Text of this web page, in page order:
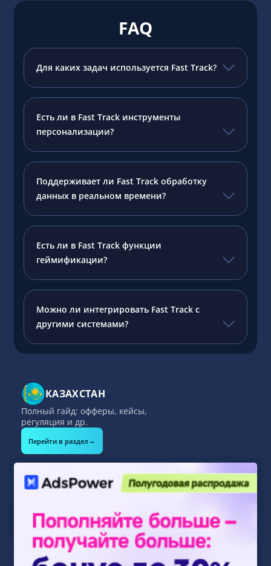
FAQ
Для каких задач используется Fast Track?
Есть ли в Fast Track инструменты
персонализации?
Поддерживает ли Fast Track обработку
данных в реальном времени?
Есть ли в Fast Track функции
геймификации?
Можно ли интегрировать Fast Track с
другими системами?
КАЗАХСТАН
Полный гайд: офферы, кейсы,
регуляция и др.
Перейти в раздел →